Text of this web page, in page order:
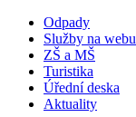
Odpady
Služby na webu
ZŠ a MŠ
Turistika
Úřední deska
Aktuality